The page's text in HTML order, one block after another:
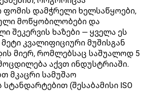
ფომის დამჭრელი ხელსაწყოები,
მოწყობილობები და
შეკერვის ხაზები — ყველა ეს
მეტი კვალიფიციური მუშისგან
მიერ, რომლებსაც საშუალოდ 5
აქვთ ინდუსტრიაში.
მკაცრი სამუშაო
(შესაბამისი ISO